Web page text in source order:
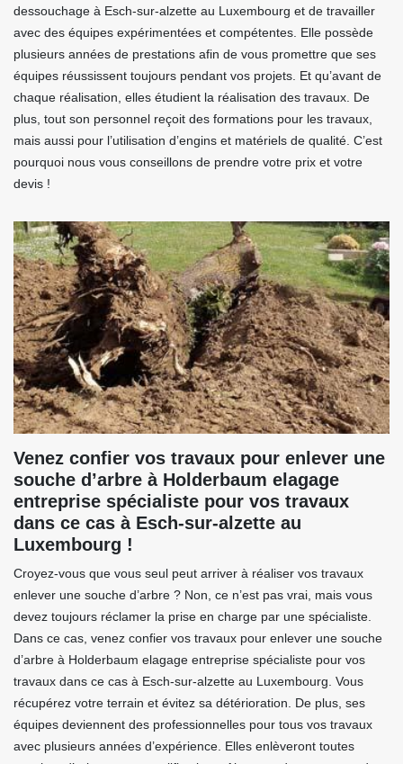
dessouchage à Esch-sur-alzette au Luxembourg et de travailler
avec des équipes expérimentées et compétentes. Elle possède
plusieurs années de prestations afin de vous promettre que ses
équipes réussissent toujours pendant vos projets. Et qu’avant de
chaque réalisation, elles étudient la réalisation des travaux. De
plus, tout son personnel reçoit des formations pour les travaux,
mais aussi pour l’utilisation d’engins et matériels de qualité. C’est
pourquoi nous vous conseillons de prendre votre prix et votre
devis !
Venez confier vos travaux pour enlever une
souche d’arbre à Holderbaum elagage
entreprise spécialiste pour vos travaux
dans ce cas à Esch-sur-alzette au
Luxembourg !
Croyez-vous que vous seul peut arriver à réaliser vos travaux
enlever une souche d’arbre ? Non, ce n’est pas vrai, mais vous
devez toujours réclamer la prise en charge par une spécialiste.
Dans ce cas, venez confier vos travaux pour enlever une souche
d’arbre à Holderbaum elagage entreprise spécialiste pour vos
travaux dans ce cas à Esch-sur-alzette au Luxembourg. Vous
récupérez votre terrain et évitez sa détérioration. De plus, ses
équipes deviennent des professionnelles pour tous vos travaux
avec plusieurs années d’expérience. Elles enlèveront toutes